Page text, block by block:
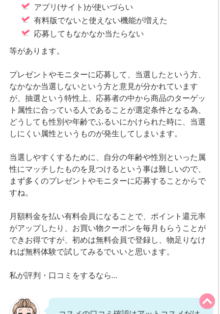
アプリ(サイト)が使いづらい
有料版でないと使えない機能が増えた
応募してもなかなか当たらない
等があります。
プレゼントやモニターに応募して、当選したという方、
なかなか当選しないという方と意見が分かれています
が、抽選という特性上、応募者の中から商品のターゲッ
ト属性に合っている人であることが選定条件となる為、
どうしても性別や年齢でふるいにかけられた時に、当選
しにくい属性というものが発生してしまいます。
当選しやすくするために、自分の年齢や性別といった属
性にマッチしたものを見つけるという事は難しいので、
まず多くのプレゼントやモニターに応募することからで
すね。
月額料金を払い有料会員になることで、ポイント還元率
がアップしたり、お買い物クーポンを毎月もらうことが
できお得ですが、初めは無料会員で登録し、物足りなけ
れば無料体験で試してみるでいいと思います。
私が評判・口コミをするなら…